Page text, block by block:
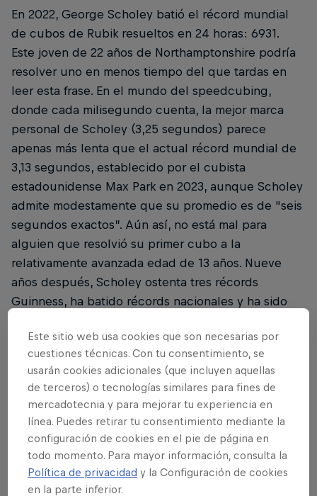
En 2022, George Scholey batió el récord mundial
de cubos de Rubik resueltos en 24 horas: 6931.
Este joven de 22 años de Northamptonshire podría
resolver uno en menos tiempo del que tardas en
leer esta frase. En el mundo del speedcubing,
donde cada milisegundo cuenta, la mejor marca
personal de Scholey (3,25 segundos) parece
apenas más lenta que el actual récord mundial de
3,13 segundos, establecido por el cubista
estadounidense Max Park en 2023, aunque Scholey
admite modestamente que su promedio es de "seis
segundos exactos”. Aún así, no está mal para
alguien que resolvió su primer cubo a la
relativamente avanzada edad de 13 años. Nueve
años después, Scholey ostenta tres récords
Guinness, ha batido récords nacionales y ha sido
Inventado en 1974 por el profesor de arquitectura
húngaro Ernő Rubik, el cubo de Rubik es una pieza
perdurable y fascinante de la cultura pop; con más
de 43 quintillones (eso son 18 ceros) de
posibilidades, cada mezcla es un reto único.
Scholey cogió un cubo por primera vez después
de encontrar uno que su tío había dejado por ahí.
Empezó a ver tutoriales en YouTube y se enganchó.
Este sitio web usa cookies que son necesarias por
cuestiones técnicas. Con tu consentimiento, se
usarán cookies adicionales (que incluyen aquellas
de terceros) o tecnologías similares para fines de
mercadotecnia y para mejorar tu experiencia en
línea. Puedes retirar tu consentimiento mediante la
configuración de cookies en el pie de página en
todo momento. Para mayor información, consulta la
Política de privacidad y la Configuración de cookies
en la parte inferior.